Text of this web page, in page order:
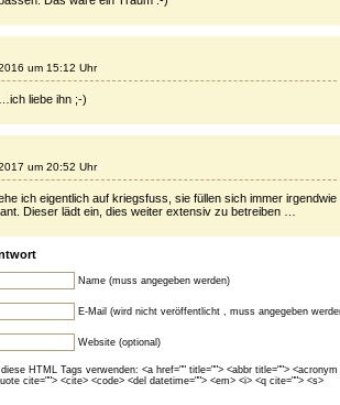
um 15:12 Uhr
liebe ihn ;-)
um 20:52 Uhr
ich eigentlich auf kriegsfuss, sie füllen sich immer irgendwie
Dieser lädt ein, dies weiter extensiv zu betreiben …
Name (muss angegeben werden)
E-Mail (wird nicht veröffentlicht , muss angegeben
Website (optional)
HTML Tags verwenden: <a href="" title=""> <abbr title=""> <acronym
cite=""> <cite> <code> <del datetime=""> <em> <i> <q cite=""> <s>